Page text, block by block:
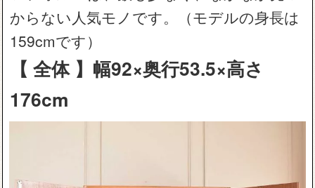
からない人気モノです。（モデルの身長は
159cmです）
【 全体 】幅92×奥行53.5×高さ
176cm